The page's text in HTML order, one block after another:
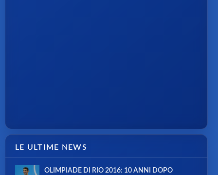
LE ULTIME NEWS
OLIMPIADE DI RIO 2016: 10 ANNI DOPO